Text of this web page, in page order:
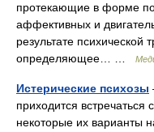
протекающие в форме
аффективных и
результате психической
определяющее… …
Истерические психозы
приходится
некоторые их варианты